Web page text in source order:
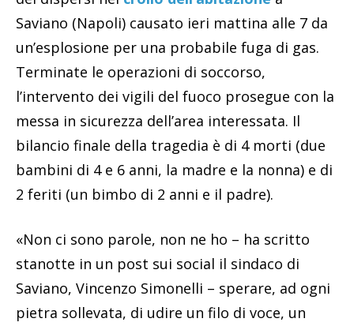
Saviano (Napoli) causato ieri mattina alle 7 da
un’esplosione per una probabile fuga di gas.
Terminate le operazioni di soccorso,
l’intervento dei vigili del fuoco prosegue con la
messa in sicurezza dell’area interessata. Il
bilancio finale della tragedia è di 4 morti (due
bambini di 4 e 6 anni, la madre e la nonna) e di
2 feriti (un bimbo di 2 anni e il padre).
«Non ci sono parole, non ne ho – ha scritto
stanotte in un post sui social il sindaco di
Saviano, Vincenzo Simonelli – sperare, ad ogni
pietra sollevata, di udire un filo di voce, un